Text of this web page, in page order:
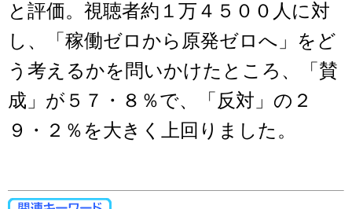
と評価。視聴者約１万４５００人に対
し、「稼働ゼロから原発ゼロへ」をど
う考えるかを問いかけたところ、「賛
成」が５７・８％で、「反対」の２
９・２％を大きく上回りました。